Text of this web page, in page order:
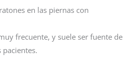
en las piernas con
frecuente, y suele ser fuente de